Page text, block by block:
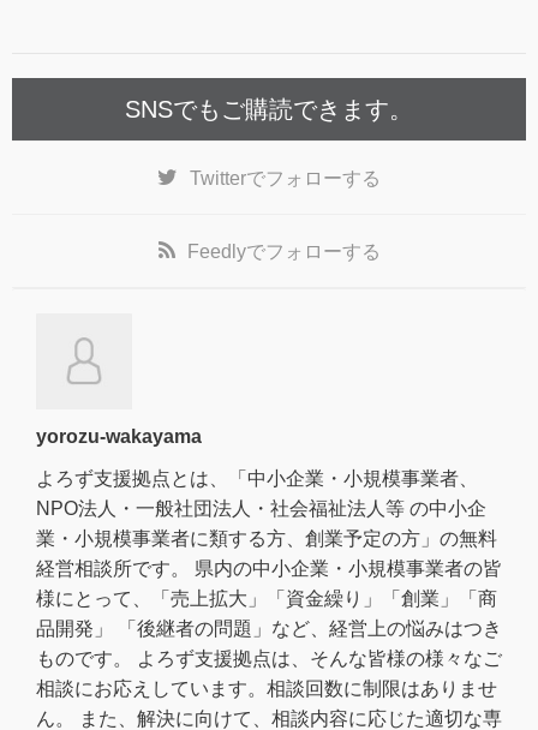
SNSでもご購読できます。
Twitterでフォローする
Feedlyでフォローする
yorozu-wakayama
よろず支援拠点とは、「中小企業・小規模事業者、
NPO法人・一般社団法人・社会福祉法人等 の中小企
業・小規模事業者に類する方、創業予定の方」の無料
経営相談所です。 県内の中小企業・小規模事業者の皆
様にとって、「売上拡大」「資金繰り」「創業」「商
品開発」 「後継者の問題」など、経営上の悩みはつき
ものです。 よろず支援拠点は、そんな皆様の様々なご
相談にお応えしています。相談回数に制限はありませ
ん。 また、解決に向けて、相談内容に応じた適切な専